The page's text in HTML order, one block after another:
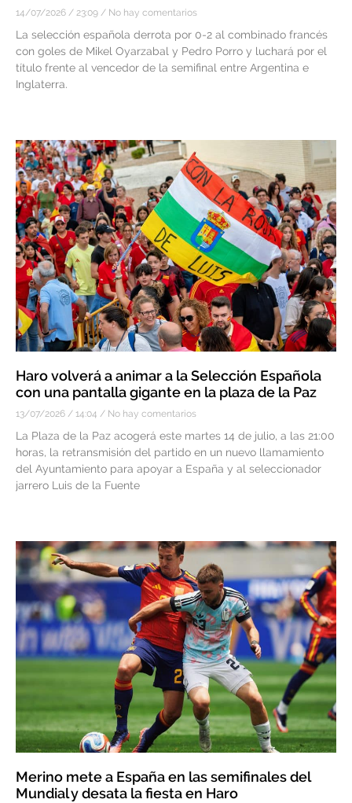
14/07/2026 23:09 No hay comentarios
La selección española derrota por 0-2 al combinado francés
con goles de Mikel Oyarzabal y Pedro Porro y luchará por el
título frente al vencedor de la semifinal entre Argentina e
Inglaterra.
Haro volverá a animar a la Selección Española
con una pantalla gigante en la plaza de la Paz
13/07/2026 14:04 No hay comentarios
La Plaza de la Paz acogerá este martes 14 de julio, a las 21:00
horas, la retransmisión del partido en un nuevo llamamiento
del Ayuntamiento para apoyar a España y al seleccionador
jarrero Luis de la Fuente
Merino mete a España en las semifinales del
Mundial y desata la fiesta en Haro